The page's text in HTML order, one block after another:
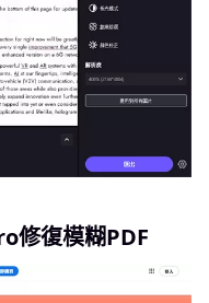
修復模糊PDF